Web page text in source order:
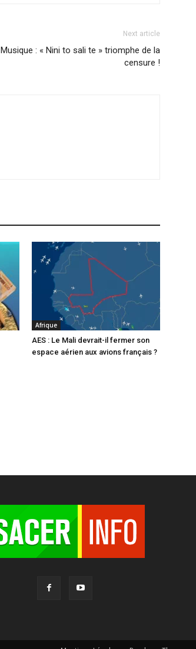
Next article
Musique : « Nini to sali te » triomphe de la
censure !
Afrique
AES : Le Mali devrait-il fermer son
espace aérien aux avions français ?